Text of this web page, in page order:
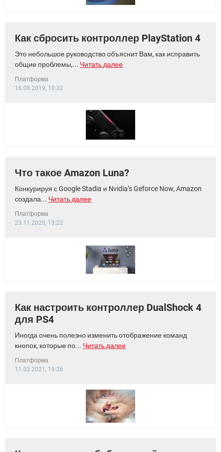
Как сбросить контроллер PlayStation 4
Это небольшое руководство объяснит Вам, как исправить
общие проблемы,... Читать далее
Платформа
16.08.2019, 10:32
Что такое Amazon Luna?
Конкурируя с Google Stadia и Nvidia’s Geforce Now, Amazon
создала... Читать далее
Платформа
23.11.2020, 13:22
Как настроить контроллер DualShock 4
для PS4
Иногда очень полезно изменить отображение команд
кнопок, которые по... Читать далее
Платформа
11.03.2021, 19:36